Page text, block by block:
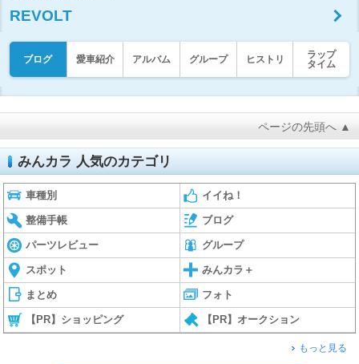
REVOLT
ブログ 愛車紹介 アルバム グループ ヒストリ
ラップ
タイム
ページの先頭へ ▲
みんカラ 人気のカテゴリ
車種別 イイね！
整備手帳 ブログ
パーツレビュー グループ
スポット みんカラ＋
まとめ フォト
【PR】ショッピング 【PR】オークション
もっと見る